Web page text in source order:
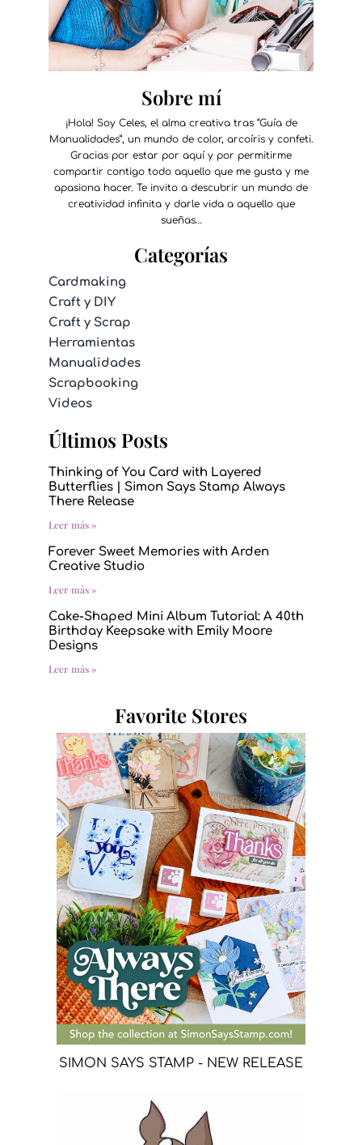
Sobre mí
¡Hola! Soy Celes, el alma creativa tras “Guía de
Manualidades”, un mundo de color, arcoíris y confeti.
Gracias por estar por aquí y por permitirme
compartir contigo todo aquello que me gusta y me
apasiona hacer. Te invito a descubrir un mundo de
creatividad infinita y darle vida a aquello que
sueñas…
Categorías
Cardmaking
Craft y DIY
Craft y Scrap
Herramientas
Manualidades
Scrapbooking
Videos
Últimos Posts
Thinking of You Card with Layered
Butterflies | Simon Says Stamp Always
There Release
Leer más »
Forever Sweet Memories with Arden
Creative Studio
Leer más »
Cake-Shaped Mini Album Tutorial: A 40th
Birthday Keepsake with Emily Moore
Designs
Leer más »
Favorite Stores
SIMON SAYS STAMP - NEW RELEASE